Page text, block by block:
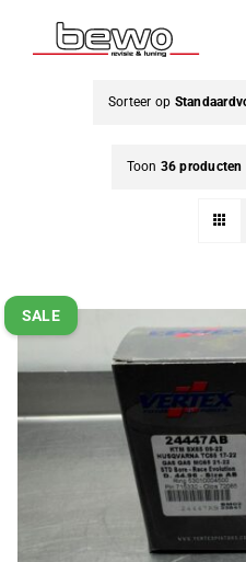
naar
Sorteer op
Toon 36 producten
SALE